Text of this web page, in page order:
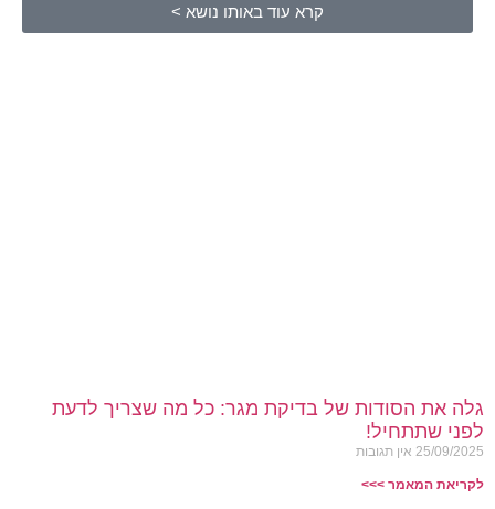
קרא עוד באותו נושא >
גלה את הסודות של בדיקת מגר: כל מה שצריך לדעת
לפני שתתחיל!
25/09/2025 אין תגובות
לקריאת המאמר >>>